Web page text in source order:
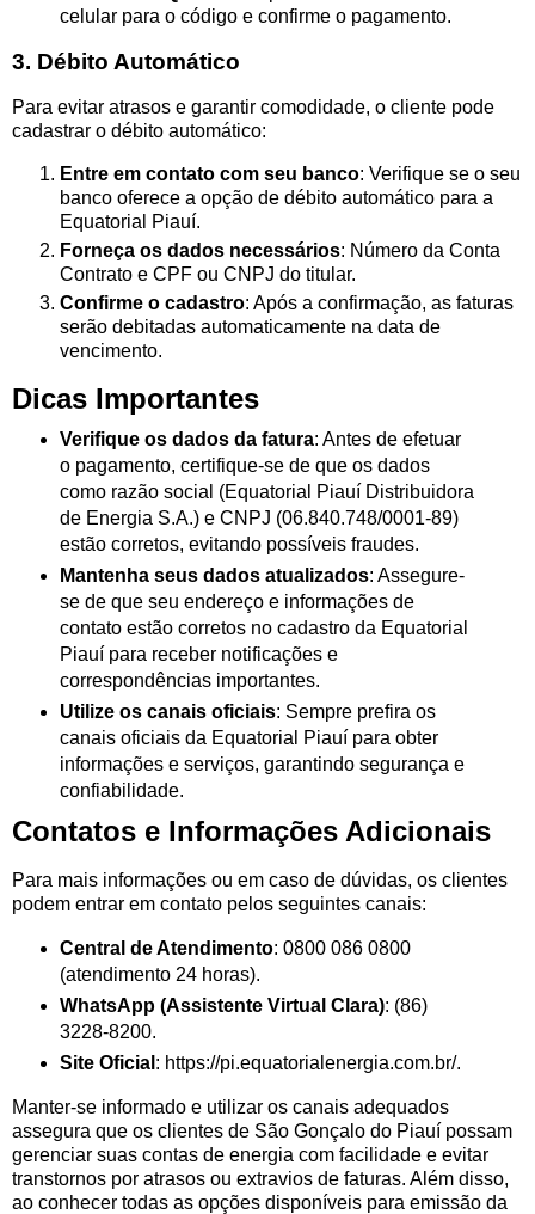
celular para o código e confirme o pagamento.
3. Débito Automático
Para evitar atrasos e garantir comodidade, o cliente pode
cadastrar o débito automático:
Entre em contato com seu banco: Verifique se o seu
banco oferece a opção de débito automático para a
Equatorial Piauí.
Forneça os dados necessários: Número da Conta
Contrato e CPF ou CNPJ do titular.
Confirme o cadastro: Após a confirmação, as faturas
serão debitadas automaticamente na data de
vencimento.
Dicas Importantes
Verifique os dados da fatura: Antes de efetuar
o pagamento, certifique-se de que os dados
como razão social (Equatorial Piauí Distribuidora
de Energia S.A.) e CNPJ (06.840.748/0001-89)
estão corretos, evitando possíveis fraudes.
Mantenha seus dados atualizados: Assegure-
se de que seu endereço e informações de
contato estão corretos no cadastro da Equatorial
Piauí para receber notificações e
correspondências importantes.
Utilize os canais oficiais: Sempre prefira os
canais oficiais da Equatorial Piauí para obter
informações e serviços, garantindo segurança e
confiabilidade.
Contatos e Informações Adicionais
Para mais informações ou em caso de dúvidas, os clientes
podem entrar em contato pelos seguintes canais:
Central de Atendimento: 0800 086 0800
(atendimento 24 horas).
WhatsApp (Assistente Virtual Clara): (86)
3228-8200.
Site Oficial : https://pi.equatorialenergia.com.br/.
Manter-se informado e utilizar os canais adequados
assegura que os clientes de São Gonçalo do Piauí possam
gerenciar suas contas de energia com facilidade e evitar
transtornos por atrasos ou extravios de faturas. Além disso,
ao conhecer todas as opções disponíveis para emissão da